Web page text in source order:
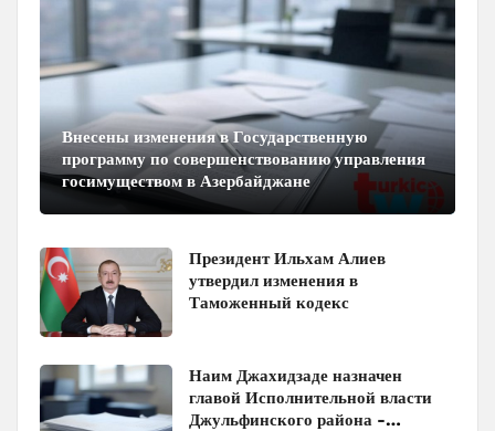
Внесены изменения в Государственную
программу по совершенствованию управления
госимуществом в Азербайджане
Президент Ильхам Алиев
утвердил изменения в
Таможенный кодекс
Наим Джахидзаде назначен
главой Исполнительной власти
Джульфинского района -